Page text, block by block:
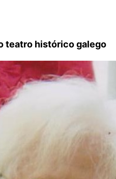
teatro histórico galego